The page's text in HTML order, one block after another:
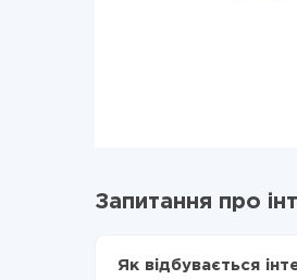
Запитання про
Як відбувається